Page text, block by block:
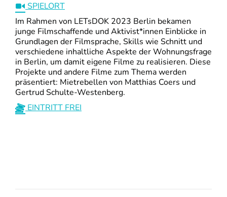
SPIELORT
Im Rahmen von LETsDOK 2023 Berlin bekamen
junge Filmschaffende und Aktivist*innen Einblicke in
Grundlagen der Filmsprache, Skills wie Schnitt und
verschiedene inhaltliche Aspekte der Wohnungsfrage
in Berlin, um damit eigene Filme zu realisieren. Diese
Projekte und andere Filme zum Thema werden
präsentiert: Mietrebellen von Matthias Coers und
Gertrud Schulte-Westenberg.
EINTRITT FREI